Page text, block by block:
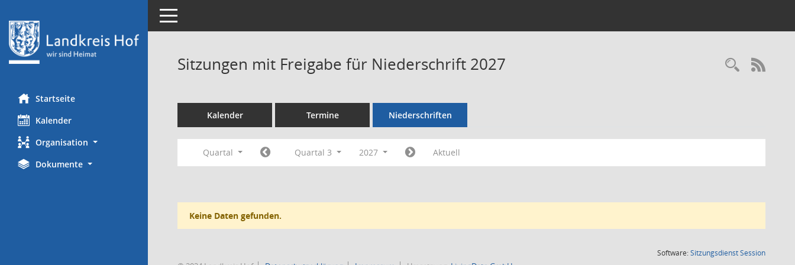
Startseite
Kalender
Organisation
Dokumente
Toggle navigation
Sitzungen mit Freigabe für Niederschrift 2027
Kalender Termine Niederschriften
Quartal Quartal 3 2027 Aktuell
Keine Daten gefunden.
Software:SitzungsdienstSession(Wird in